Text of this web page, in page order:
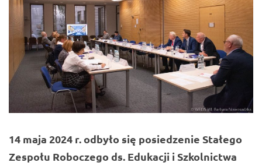
14 maja 2024 r. odbyło się posiedzenie Stałego
Zespołu Roboczego ds. Edukacji i Szkolnictwa